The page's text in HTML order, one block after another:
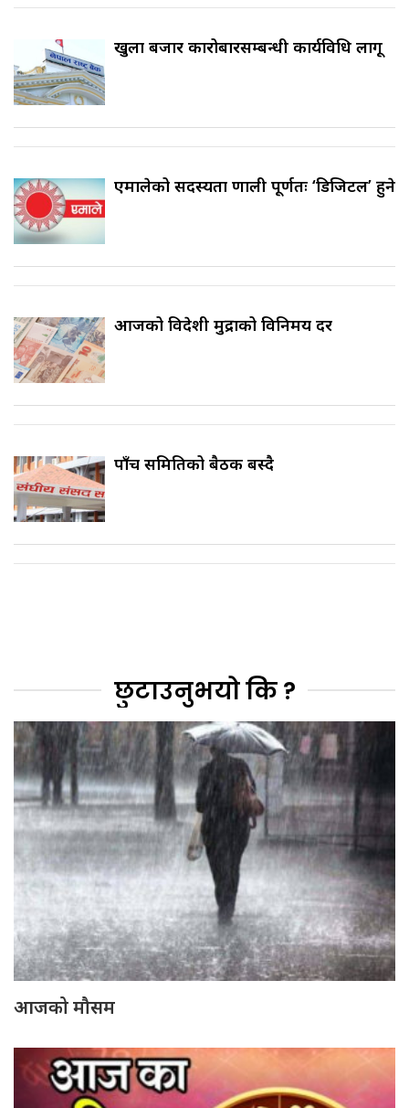
खुला बजार कारोबारसम्बन्धी कार्यविधि लागू
एमालेको सदस्यता प्रणाली पूर्णतः ‘डिजिटल’ हुने
आजको विदेशी मुद्राको विनिमय दर
पाँच समितिको बैठक बस्दै
छुटाउनुभयो कि ?
आजको मौसम